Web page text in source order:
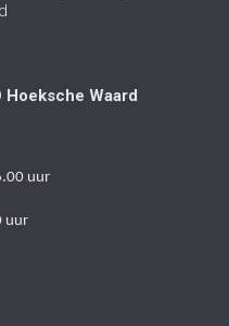
Hoeksche Waard
uur
uur